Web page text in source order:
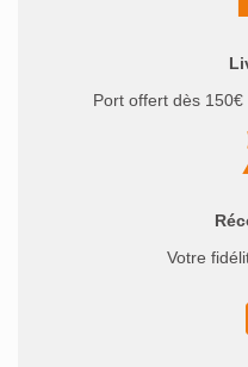
Port offert dès
Votre